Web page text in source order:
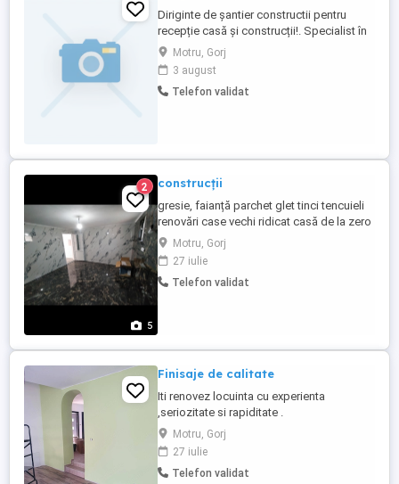
Diriginte de șantier constructii pentru
recepție casă și construcții!. Specialist în
construcții, drumuri sau poduri pentru
recepțiee, șef de șantier, specialist
calitate, Manager de proiect. Telefon:
Motru, Gorj
3 august
Telefon validat
5
2 construcții
gresie, faianță parchet glet tinci tencuieli
renovări case vechi ridicat casă de la zero
la cheie!
Motru, Gorj
27 iulie
Telefon validat
Finisaje de calitate
Iti renovez locuinta cu experienta
,seriozitate si rapiditate .
Motru, Gorj
27 iulie
Telefon validat